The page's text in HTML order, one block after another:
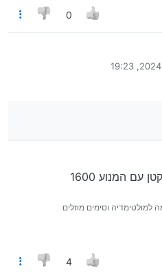
0
האמין והטוב של השנים הללו
המנוע 1600
למולטימדיה וסימים מוזלים
4